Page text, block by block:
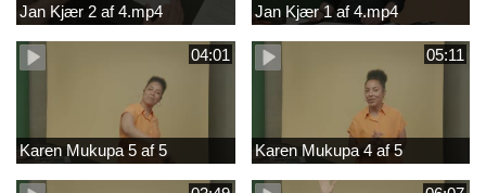
Jan Kjær 2 af 4.mp4 Jan Kjær 1 af 4.mp4
04:01
Karen Mukupa 5 af 5
05:11
Karen Mukupa 4 af 5